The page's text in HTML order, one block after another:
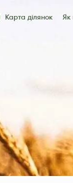
Карта ділянок Як